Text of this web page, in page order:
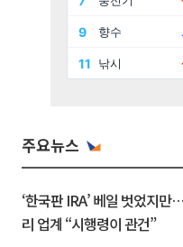
주요뉴스
‘한국판 IRA’ 베일 벗었지만
리 업계 “시행령이 관건”